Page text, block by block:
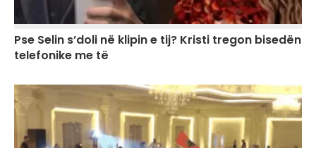
Pse Selin s’doli në klipin e tij? Kristi tregon bisedën
telefonike me të